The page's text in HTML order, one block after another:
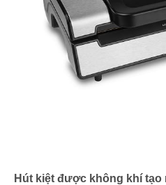
Hút kiệt được không khí